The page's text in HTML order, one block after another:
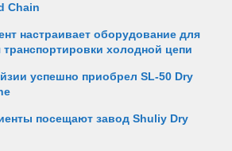
Chain
настраивает оборудование для
транспортировки холодной цепи
успешно приобрел SL-50 Dry
посещают завод Shuliy Dry